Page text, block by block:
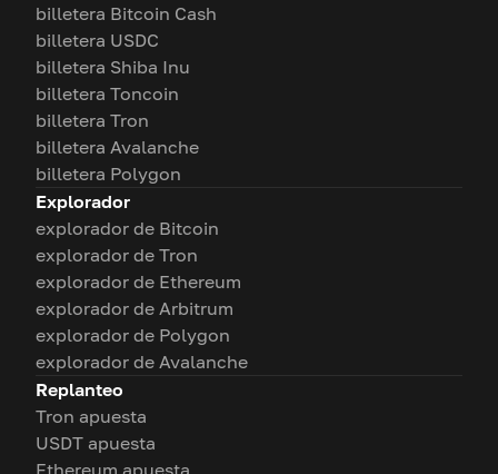
billetera Bitcoin Cash
billetera USDC
billetera Shiba Inu
billetera Toncoin
billetera Tron
billetera Avalanche
billetera Polygon
Explorador
explorador de Bitcoin
explorador de Tron
explorador de Ethereum
explorador de Arbitrum
explorador de Polygon
explorador de Avalanche
Replanteo
Tron apuesta
USDT apuesta
Ethereum apuesta